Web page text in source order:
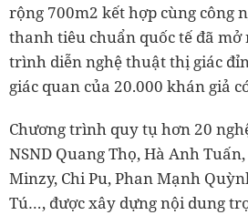
rộng 700m2 kết hợp cùng công
thanh tiêu chuẩn quốc tế đã
trình diễn nghệ thuật thị giác
giác quan của 20.000 khán giả
Chương trình quy tụ hơn 20
NSND Quang Thọ, Hà Anh
Minzy, Chi Pu, Phan Mạnh
Tú…, được xây dựng nội dung